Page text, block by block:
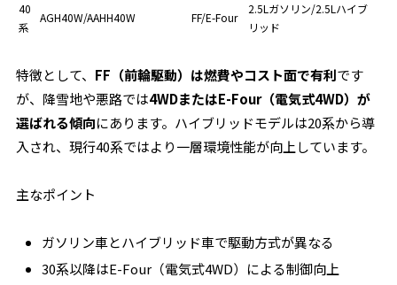
40
系
AGH40W/AAHH40W FF/E-Four
2.5Lガソリン/2.5Lハイブ
リッド
特徴として、 FF（前輪駆動）は燃費やコスト面で有利です
が、降雪地や悪路では4WDまたはE-Four（電気式4WD）が
選ばれる傾向にあります。ハイブリッドモデルは20系から導
入され、現行40系ではより一層環境性能が向上しています。
主なポイント
ガソリン車とハイブリッド車で駆動方式が異なる
30系以降はE-Four（電気式4WD）による制御向上